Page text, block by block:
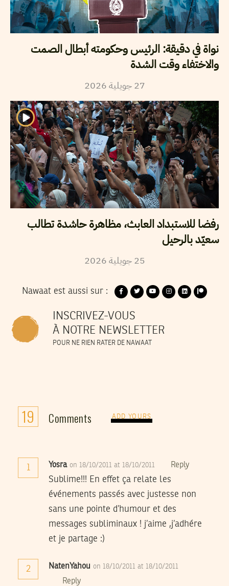
نواة في دقيقة: الرئيس وحكومته أبطال الصمت
والاختفاء وقت الشدة
27 جويلية2026
رفضا للاستبداد العابث، مظاهرة حاشدة تطالب
سعيّد بالرحيل
25 جويلية2026
Nawaat est aussi sur :
INSCRIVEZ-VOUS
À NOTRE NEWSLETTER
POUR NE RIEN RATER DE NAWAAT
19 Comments ADD YOURS
1 Yosra on 18/10/2011 at 18/10/2011 Reply
Sublime!!! En effet ça relate les
événements passés avec justesse non
sans une pointe d’humour et des
messages subliminaux ! j’aime ,j’adhére
et je partage :)
2 NatenYahou on 18/10/2011 at 18/10/2011
Reply